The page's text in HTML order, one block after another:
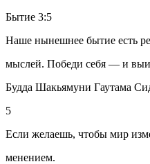
Бытие 3:5
Наше нынешнее бытие есть
мыслей. Победи себя — и
Будда Шакьямуни Гаутама
5
Если желаешь, чтобы мир
менением.